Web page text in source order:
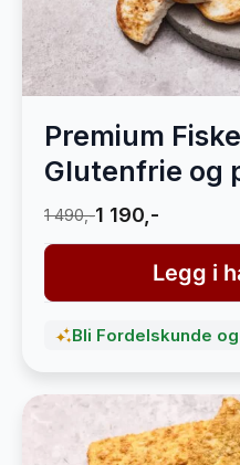
Premium
Glutenfrie og
1 490,-1 190,-
Legg i
Bli Fordelskunde